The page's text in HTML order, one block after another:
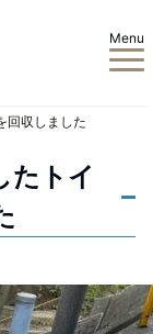
Menu
回収しました
たトイ